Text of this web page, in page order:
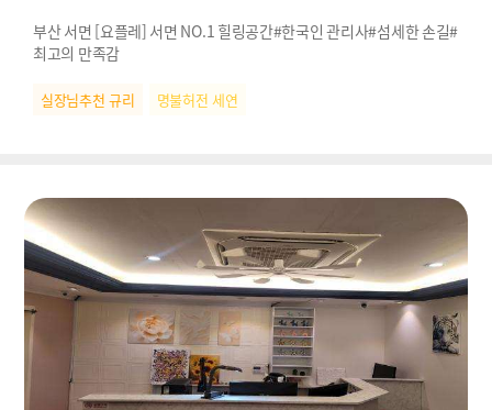
부산 서면 [요플레] 서면 NO.1 힐링공간#한국인 관리사#섬세한 손길#
최고의 만족감
실장님추천 규리 명불허전 세연